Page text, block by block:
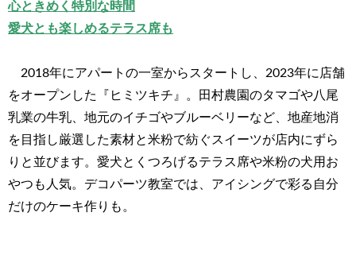
心ときめく特別な時間
愛犬とも楽しめるテラス席も
2018年にアパートの一室からスタートし、2023年に店舗
をオープンした『ヒミツキチ』。田村農園のタマゴや八尾
乳業の牛乳、地元のイチゴやブルーベリーなど、地産地消
を目指し厳選した素材と米粉で紡ぐスイーツが店内にずら
りと並びます。愛犬とくつろげるテラス席や米粉の犬用お
やつも人気。デコパーツ教室では、アイシングで彩る自分
だけのケーキ作りも。